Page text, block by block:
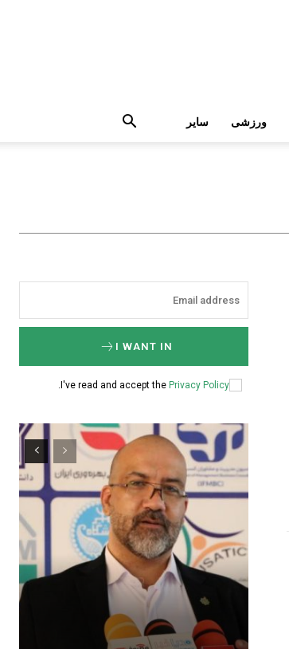
ورزشی سایر
I WANT IN
I've read and accept the Privacy Policy